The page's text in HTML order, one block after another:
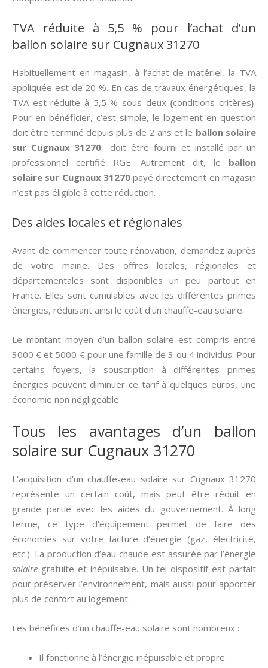
TVA réduite à 5,5 % pour l’achat d’un
ballon solaire sur Cugnaux 31270
Habituellement en magasin, à l’achat de matériel, la TVA
appliquée est de 20 %. En cas de travaux énergétiques, la
TVA est réduite à 5,5 % sous deux {conditions critères}.
Pour en bénéficier, c’est simple, le logement en question
doit être terminé depuis plus de 2 ans et le ballon solaire
sur Cugnaux 31270 doit être fourni et installé par un
professionnel certifié RGE. Autrement dit, le ballon
solaire sur Cugnaux 31270payé directement en magasin
n’est pas éligible à cette réduction.
Des aides locales et régionales
Avant de commencer toute rénovation, demandez auprès
de votre mairie. Des offres locales, régionales et
départementales sont disponibles un peu partout en
France. Elles sont cumulables avec les différentes primes
énergies, réduisant ainsi le coût d’un chauffe-eau solaire.
Le montant moyen d’un ballon solaire est compris entre
3000 € et 5000 € pour une famille de 3 ou 4 individus. Pour
certains foyers, la souscription à différentes primes
énergies peuvent diminuer ce tarif à quelques euros, une
économie non négligeable.
Tous les avantages d’un ballon
solaire sur Cugnaux 31270
L’acquisition d’un chauffe-eau solaire sur Cugnaux 31270
représente un certain coût, mais peut être réduit en
grande partie avec les aides du gouvernement. À long
terme, ce type d’équipement permet de faire des
économies sur votre facture d’énergie (gaz, électricité,
etc.). La production d’eau chaude est assurée par l’énergie
solaire gratuite et inépuisable. Un tel dispositif est parfait
pour préserver l’environnement, mais aussi pour apporter
plus de confort au logement.
Les bénéfices d’un chauffe-eau solaire sont nombreux :
Il fonctionne à l’énergie inépuisable et propre.